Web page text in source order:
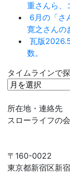
重さんら、
6月の「さ
寛之さんの
瓦版
数。
タイムラインで
タ
ム
ラ
で
探
所在地・連絡先
スローライフの会
〒160-0022
東京都新宿区新